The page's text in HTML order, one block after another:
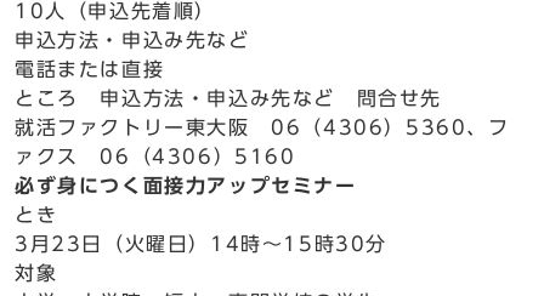
10人（申込先着順）
申込方法・申込み先など
電話または直接
ところ 申込方法・申込み先など 問合せ先
就活ファクトリー東大阪 06（4306）5360、フ
ァクス 06（4306）5160
必ず身につく面接力アップセミナー
とき
3月23日（火曜日）14時～15時30分
対象